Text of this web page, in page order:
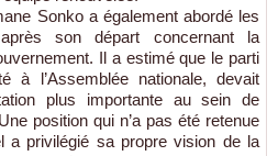
Sonko a également abordé les
son départ concernant la
Il a estimé que le parti
à l’Assemblée nationale, devait
plus importante au sein de
position qui n’a pas été retenue
a privilégié sa propre vision de la